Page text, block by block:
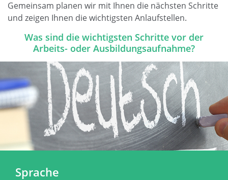
Gemeinsam planen wir mit Ihnen die nächsten Schritte
und zeigen Ihnen die wichtigsten Anlaufstellen.
Was sind die wichtigsten Schritte vor der
Arbeits- oder Ausbildungsaufnahme?
Sprache